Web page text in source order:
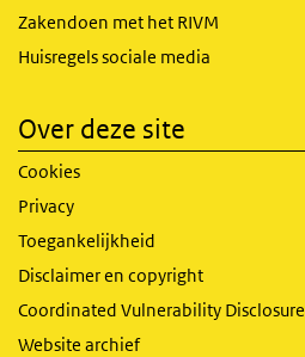
Zakendoen met het RIVM
Huisregels sociale media
Over deze site
Cookies
Privacy
Toegankelijkheid
Disclaimer en copyright
Coordinated Vulnerability Disclosure
Website archief